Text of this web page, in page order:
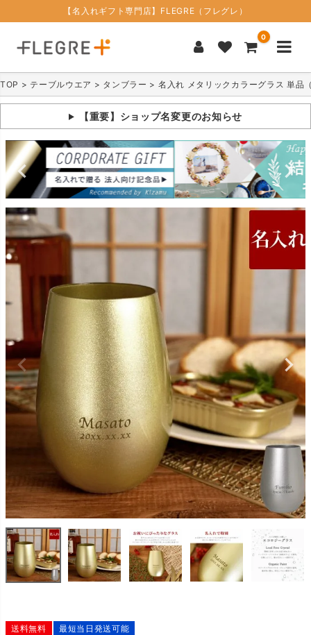
【名入れギフト専門店】FLEGRE（フレグレ）
0
TOP テーブルウエア タンブラー 名入れ メタリックカラーグラス 単品
【重要】ショップ名変更のお知らせ
送料無料 最短当日発送可能